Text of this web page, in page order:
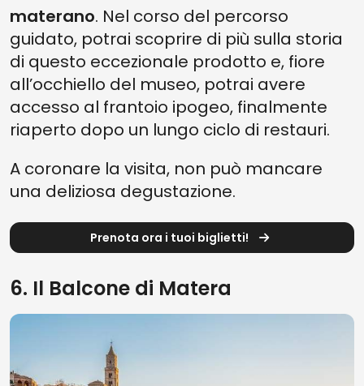
materano. Nel corso del percorso
guidato, potrai scoprire di più sulla storia
di questo eccezionale prodotto e, fiore
all’occhiello del museo, potrai avere
accesso al frantoio ipogeo, finalmente
riaperto dopo un lungo ciclo di restauri.
A coronare la visita, non può mancare
una deliziosa degustazione.
Prenota ora i tuoi biglietti!
6. Il Balcone di Matera